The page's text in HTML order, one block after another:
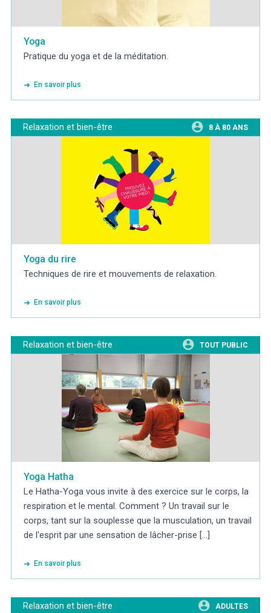
Yoga
Pratique du yoga et de la méditation.
En savoir plus
Relaxation et bien-être 8 À 80 ANS
Yoga du rire
Techniques de rire et mouvements de relaxation.
En savoir plus
Relaxation et bien-être TOUT PUBLIC
Yoga Hatha
Le Hatha-Yoga vous invite à des exercice sur le corps, la
respiration et le mental. Comment ? Un travail sur le
corps, tant sur la souplesse que la musculation, un travail
de l'esprit par une sensation de lâcher-prise [...]
En savoir plus
Relaxation et bien-être ADULTES